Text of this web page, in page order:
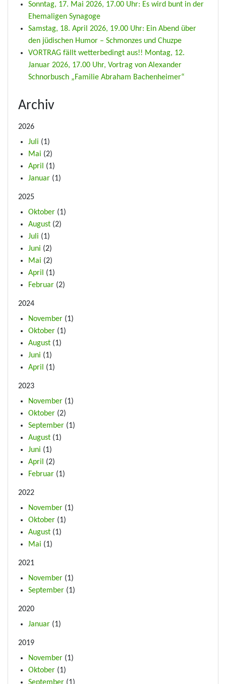
Sonntag, 17. Mai 2026, 17.00 Uhr: Es wird bunt in der
Ehemaligen Synagoge
Samstag, 18. April 2026, 19.00 Uhr: Ein Abend über
den jüdischen Humor – Schmonzes und Chuzpe
VORTRAG fällt wetterbedingt aus!! Montag, 12.
Januar 2026, 17.00 Uhr, Vortrag von Alexander
Schnorbusch „Familie Abraham Bachenheimer“
Archiv
2026
Juli (1)
Mai (2)
April
(1)
Januar (1)
2025
Oktober (1)
August (2)
Juli (1)
Juni (2)
Mai (2)
April
(1)
Februar (2)
2024
November (1)
Oktober (1)
August (1)
Juni (1)
April
(1)
2023
November (1)
Oktober (2)
September (1)
August (1)
Juni (1)
April
(2)
Februar (1)
2022
November (1)
Oktober (1)
August (1)
Mai (1)
2021
November (1)
September (1)
2020
Januar (1)
2019
November (1)
Oktober (1)